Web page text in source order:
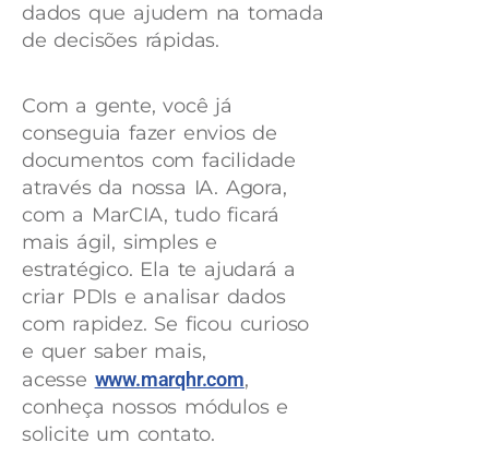
dados que ajudem na tomada
de decisões rápidas.
Com a gente, você já
conseguia fazer envios de
documentos com facilidade
através da nossa IA. Agora,
com a MarCIA, tudo ficará
mais ágil, simples e
estratégico. Ela te ajudará a
criar PDIs e analisar dados
com rapidez. Se ficou curioso
e quer saber mais,
acesse www.marqhr.com,
conheça nossos módulos e
solicite um contato.